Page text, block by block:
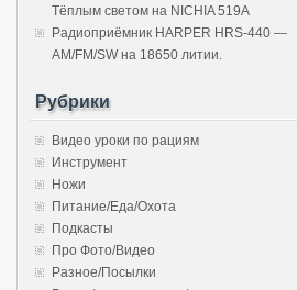
Тёплым светом на NICHIA 519A
Радиоприёмник HARPER HRS-440 —
AM/FM/SW на 18650 литии.
Рубрики
Видео уроки по рациям
Инструмент
Ножи
Питание/Еда/Охота
Подкасты
Про Фото/Видео
Разное/Посылки